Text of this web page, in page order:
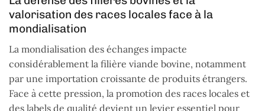
valorisation des races locales face à la
mondialisation
La mondialisation des échanges impacte
considérablement la filière viande bovine, notamment
par une importation croissante de produits étrangers.
Face à cette pression, la promotion des races locales et
des labels de qualité devient un levier essentiel pour